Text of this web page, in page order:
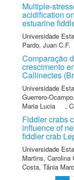
Multiple-
acidification
estuarine
Universidade
Pardo, Juan C.F.
Comparação
crescimento
Callinectes
Universidade
Guerrero-
Maria Lucia
,
Fiddler crabs
influence of
fiddler crab
Universidade
Martins, Carolina
Costa, Tânia